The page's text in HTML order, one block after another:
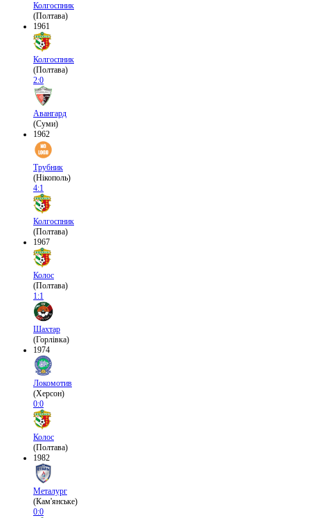
Колгоспник
(Полтава)
1961
Колгоспник
(Полтава)
2:0
Авангард
(Суми)
1962
Трубник
(Нікополь)
4:1
Колгоспник
(Полтава)
1967
Колос
(Полтава)
1:1
Шахтар
(Горлівка)
1974
Локомотив
(Херсон)
0:0
Колос
(Полтава)
1982
Металург
(Кам'янське)
0:0